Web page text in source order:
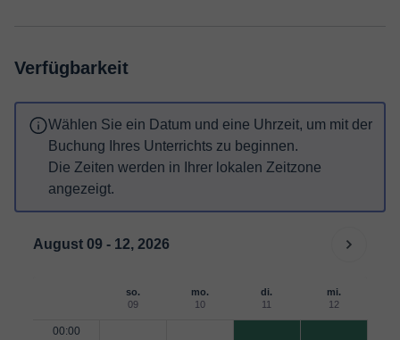
Verfügbarkeit
Wählen Sie ein Datum und eine Uhrzeit, um mit der
Buchung Ihres Unterrichts zu beginnen.
Die Zeiten werden in Ihrer lokalen Zeitzone
angezeigt.
August 09 - 12, 2026
so.
09
mo.
10
di.
11
mi.
12
00:00